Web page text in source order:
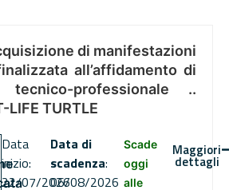
di manifestazioni
all’affidamento di
professionale ..
LIFE TURTLE
Data
inizio:
22/07/2026
Data di
scadenza:
06/08/2026
Scade
oggi
alle
Maggiori
dettagli